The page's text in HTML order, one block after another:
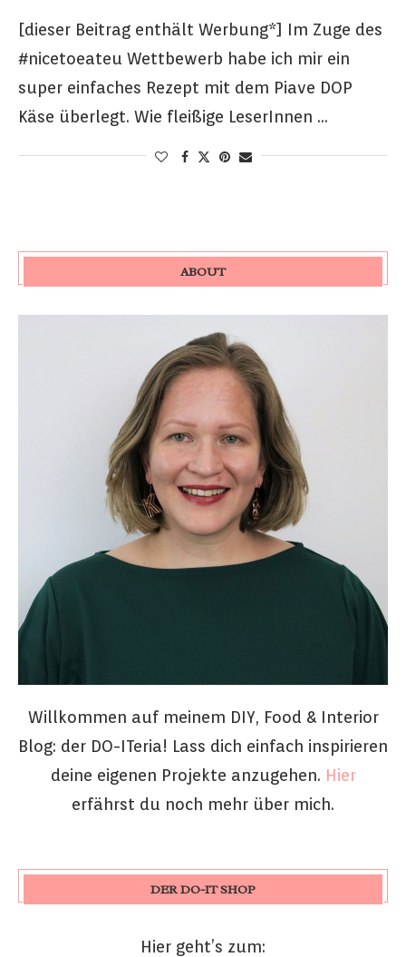
[dieser Beitrag enthält Werbung*] Im Zuge des
#nicetoeateu Wettbewerb habe ich mir ein
super einfaches Rezept mit dem Piave DOP
Käse überlegt. Wie fleißige LeserInnen …
ABOUT
Willkommen auf meinem DIY, Food & Interior
Blog: der DO-ITeria! Lass dich einfach inspirieren
deine eigenen Projekte anzugehen. Hier
erfährst du noch mehr über mich.
DER DO-IT SHOP
Hier geht’s zum: